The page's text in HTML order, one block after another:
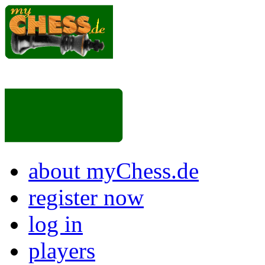
about myChess.de
register now
log in
players